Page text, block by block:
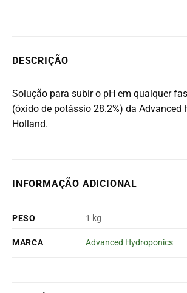
DESCRIÇÃO
Solução para subir o pH em qualquer
(óxido de potássio 28.2%) da Advanced
Holland.
INFORMAÇÃO ADICIONAL
PESO 1 kg
MARCA Advanced Hydroponics